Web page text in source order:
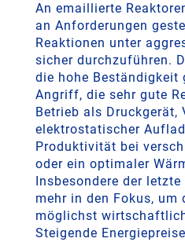
An emaillierte
an Anforderungen
Reaktionen unter
sicher durchzuführen.
die hohe Beständigkeit
Angriff, die sehr gute
Betrieb als Druckgerät,
elektrostatischer
Produktivität bei
oder ein optimaler
Insbesondere der
mehr in den Fokus, um
möglichst
Steigende